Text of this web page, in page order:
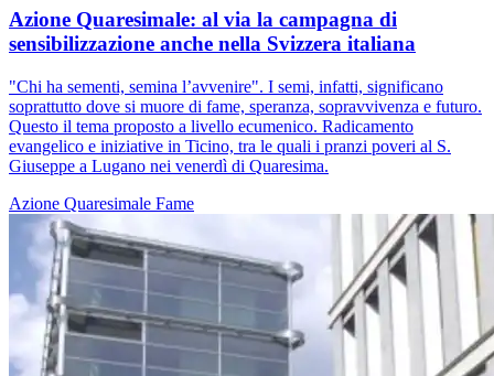
Azione Quaresimale: al via la campagna di
sensibilizzazione anche nella Svizzera italiana
"Chi ha sementi, semina l’avvenire". I semi, infatti, significano
soprattutto dove si muore di fame, speranza, sopravvivenza e futuro.
Questo il tema proposto a livello ecumenico. Radicamento
evangelico e iniziative in Ticino, tra le quali i pranzi poveri al S.
Giuseppe a Lugano nei venerdì di Quaresima.
Azione Quaresimale Fame